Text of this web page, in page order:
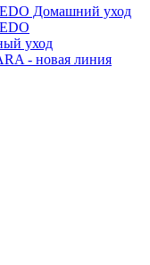
Домашний уход
уход
- новая линия